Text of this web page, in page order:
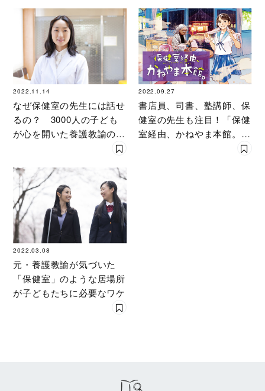
2022.11.14
なぜ保健室の先生には話せ
るの？ 3000人の子ども
が心を開いた養護教諭の会
2022.09.27
書店員、司書、塾講師、保
健室の先生も注目！「保健
室経由、かねやま本館。」
2022.03.08
元・養護教諭が気づいた
「保健室」のような居場所
が子どもたちに必要なワケ